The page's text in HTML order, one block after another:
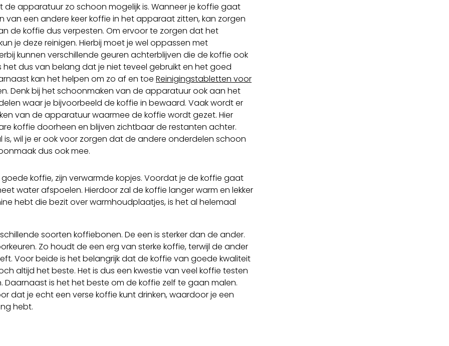
de apparatuur zo schoon mogelijk is. Wanneer je koffie gaat
van een andere keer koffie in het apparaat zitten, kan zorgen
de koffie dus verpesten. Om ervoor te zorgen dat het
je deze reinigen. Hierbij moet je wel oppassen met
kunnen verschillende geuren achterblijven die de koffie ook
het dus van belang dat je niet teveel gebruikt en het goed
kan het helpen om zo af en toe Reinigingstabletten voor
Denk bij het schoonmaken van de apparatuur ook aan het
waar je bijvoorbeeld de koffie in bewaard. Vaak wordt er
van de apparatuur waarmee de koffie wordt gezet. Hier
koffie doorheen en blijven zichtbaar de restanten achter.
is, wil je er ook voor zorgen dat de andere onderdelen schoon
dus ook mee.
koffie, zijn verwarmde kopjes. Voordat je de koffie gaat
water afspoelen. Hierdoor zal de koffie langer warm en lekker
hebt die bezit over warmhoudplaatjes, is het al helemaal
soorten koffiebonen. De een is sterker dan de ander.
Zo houdt de een erg van sterke koffie, terwijl de ander
Voor beide is het belangrijk dat de koffie van goede kwaliteit
altijd het beste. Het is dus een kwestie van veel koffie testen
Daarnaast is het het beste om de koffie zelf te gaan malen.
dat je echt een verse koffie kunt drinken, waardoor je een
hebt.